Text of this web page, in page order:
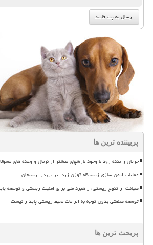
پربیننده ترین ها
جریان زاینده رود با وجود بارشهای بیشتر از نرمال و وعده های
عملیات ایمن سازی زیستگاه گوزن زرد ایرانی در ارسنجان
صیانت از تنوع زیستی، راهبرد ملی برای امنیت زیستی و توسعه
توسعه صنعتی بدون توجه به الزامات محیط زیستی پایدار نیست
پربحث ترین ها